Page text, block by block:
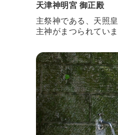
天津神明宮 御正殿
主祭神である、天照
主神がまつられていま